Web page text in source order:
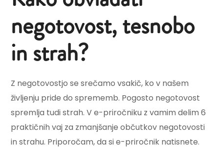
negotovost, tesnobo
in strah?
Z negotovostjo se srečamo vsakič, ko v našem
življenju pride do sprememb. Pogosto negotovost
spremlja tudi strah. V e-priročniku z vamim delim 6
praktičnih vaj za zmanjšanje občutkov negotovosti
in strahu. Priporočam, da si e-priročnik natisnete.